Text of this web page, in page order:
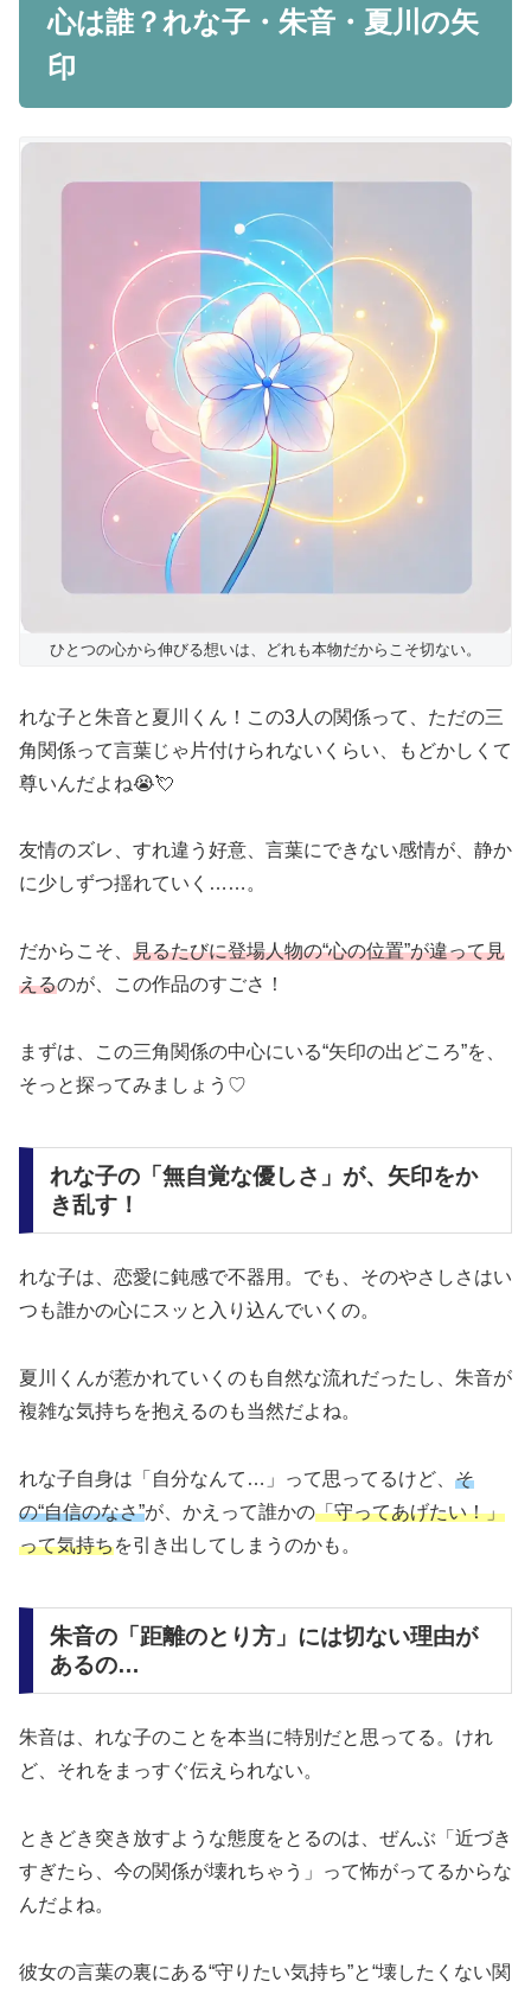
心は誰？れな子・朱音・夏川の矢
印
ひとつの心から伸びる想いは、どれも本物だからこそ切ない。
れな子と朱音と夏川くん！この3人の関係って、ただの三
角関係って言葉じゃ片付けられないくらい、もどかしくて
尊いんだよね😭💘
友情のズレ、すれ違う好意、言葉にできない感情が、静か
に少しずつ揺れていく……。
だからこそ、 見るたびに登場人物の“心の位置”が違って見
えるのが、この作品のすごさ！
まずは、この三角関係の中心にいる“矢印の出どころ”を、
そっと探ってみましょう♡
れな子の「無自覚な優しさ」が、矢印をか
き乱す！
れな子は、 恋愛に鈍感で不器用 。でも、そのやさしさはい
つも誰かの心にスッと入り込んでいくの。
夏川くんが惹かれていくのも自然な流れだったし、朱音が
複雑な気持ちを抱えるのも当然だよね。
れな子自身は「自分なんて…」って思ってるけど、 そ
の“自信のなさ”が、かえって誰かの「守ってあげたい！」
って気持ちを引き出してしまう のかも。
朱音の「距離のとり方」には切ない理由が
あるの…
朱音は、れな子のことを本当に特別だと思ってる。けれ
ど、 それをまっすぐ伝えられない。
ときどき突き放すような態度をとるのは、ぜんぶ「近づき
すぎたら、今の関係が壊れちゃう」って怖がってるからな
んだよね。
彼女の言葉の裏にある“守りたい気持ち”と“壊したくない関